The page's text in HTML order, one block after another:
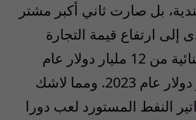
بل صارت ثاني أكبر مشتر
إلى ارتفاع قيمة التجارة
الهندية الروسية الثنائية من 12 مليار دولار عام
2021 إلى 65 مليار دولار عام 2023. ومما لاشك
النفط المستورد لعب دورا